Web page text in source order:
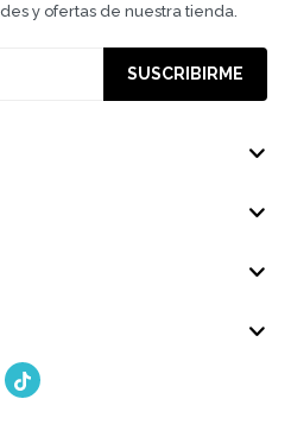
y ofertas de nuestra tienda.
SUSCRIBIRME